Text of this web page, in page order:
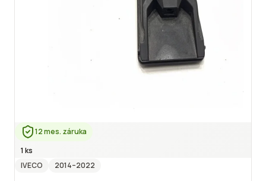
12 mes. záruka
1 ks
IVECO
2014–2022